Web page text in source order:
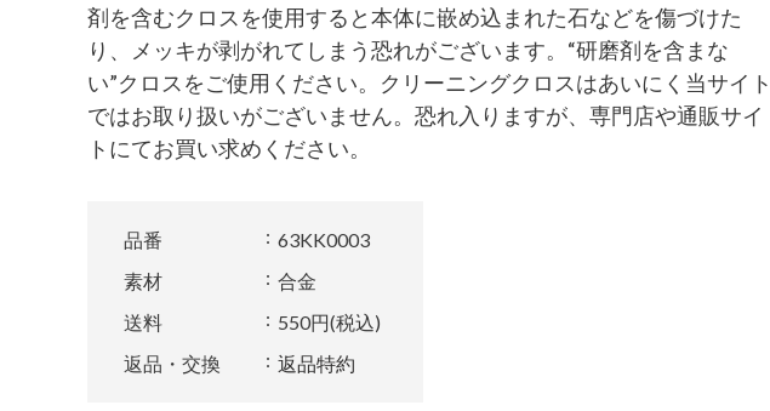
剤を含むクロスを使用すると本体に嵌め込まれた石などを傷づけた
り、メッキが剥がれてしまう恐れがございます。“研磨剤を含まな
い”クロスをご使用ください。クリーニングクロスはあいにく当サイト
ではお取り扱いがございません。恐れ入りますが、専門店や通販サイ
トにてお買い求めください。
品番
63KK0003
素材
合金
送料
550円(税込)
返品・交換
返品特約